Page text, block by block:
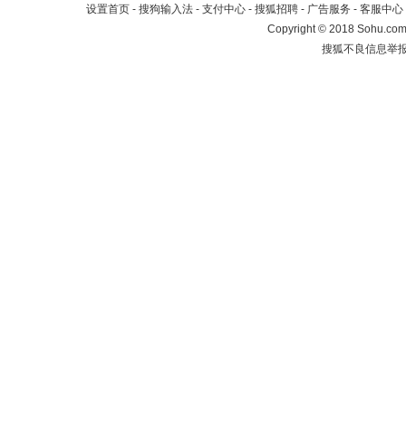
设置首页 - 搜狗输入法 - 支付中心 - 搜狐招聘 - 广告服务 - 客服中心
Copyright©2018
搜狐不良信息举